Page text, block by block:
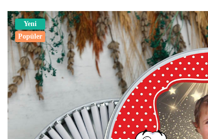
Yeni
Popüler